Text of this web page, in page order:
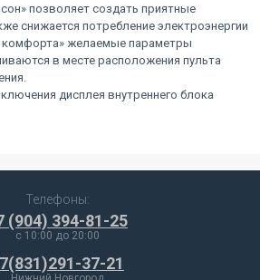
позволяет создать приятные
снижается потребление электроэнергии
комфорта» желаемые параметры
в месте расположения пульта
дисплея внутреннего блока
Телефоны:
(904) 394-81-25
c 10:00 до 20:00
37-21